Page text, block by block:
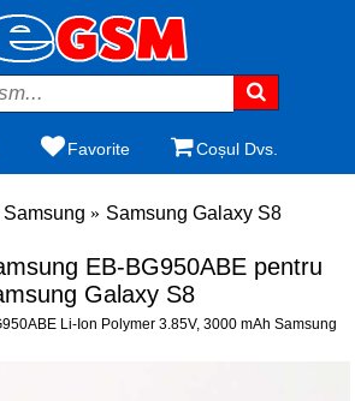
Favorite Coșul Dvs.
Samsung Galaxy S8
EB-BG950ABE pentru
Galaxy S8
Li-Ion Polymer 3.85V, 3000 mAh Samsung